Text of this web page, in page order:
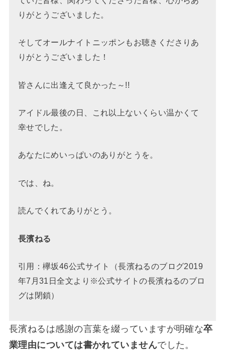
りがとうございました。
そしてオールナイトニッポンもお聴きくださりあ
りがとうございました！
皆さんに出逢えて良かった～!!
アイドル最後の日、これ以上ないくらい温かくて
幸せでした。
あなたにめいっぱいのありがとうを。
では、ね。
読んでくれてありがとう。
長濱ねる
引用：欅坂46公式サイト（長濱ねるのブログ2019
年7月31日全文より※公式サイトの長濱ねるのブロ
グは閉鎖）
長濱ねるは感謝の言葉を綴っていますが明確な卒
業理由については書かれていませんでした。